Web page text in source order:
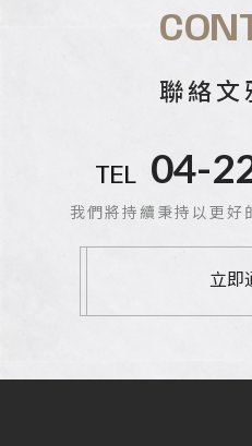
聯絡文
TEL 04-
我們將持續秉持以更好
立即